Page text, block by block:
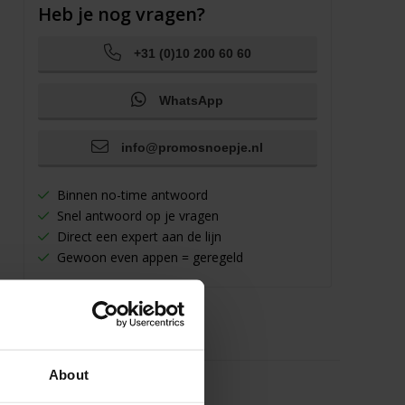
About
Heb je nog vragen?
+31 (0)10 200 60 60
WhatsApp
info@promosnoepje.nl
Binnen no-time antwoord
Snel antwoord op je vragen
Direct een expert aan de lijn
Gewoon even appen = geregeld